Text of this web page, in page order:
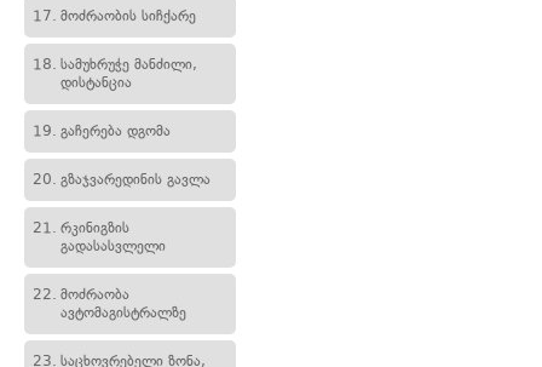
17. მოძრაობის სიჩქარე
18. სამუხრუჭე მანძილი,
დისტანცია
19. გაჩერება დგომა
20. გზაჯვარედინის გავლა
21. რკინიგზის
გადასასვლელი
22. მოძრაობა
ავტომაგისტრალზე
23. საცხოვრებელი ზონა,